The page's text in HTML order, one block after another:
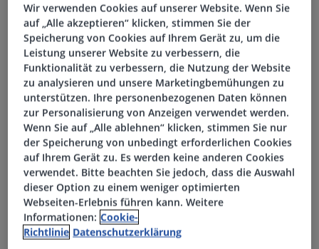
Regelmäßige Entwicklungsgespräche zur Förderung der
persönlichen und fachlichen Weiterentwicklung
Vielfältige interne und externe
Weiterbildungsmöglichkeiten
Spannendes und abwechslungsreiches Aufgabengebiet
mit Gestaltungsspielraum in einem dynamischen, stark
wachsenden Umfeld
Ihre Aufgaben
Sie sinderste Ansprechperson für alle IT-Belange im
Tagesgeschäft und sind verantwortlich für den 1st- &
2nd-Level-Support
Wir verwenden Cookies auf unserer Website. Wenn Sie
auf „Alle akzeptieren“ klicken, stimmen Sie der
Speicherung von Cookies auf Ihrem Gerät zu, um die
Leistung unserer Website zu verbessern, die
Funktionalität zu verbessern, die Nutzung der Website
zu analysieren und unsere Marketingbemühungen zu
unterstützen. Ihre personenbezogenen Daten können
zur Personalisierung von Anzeigen verwendet werden.
Wenn Sie auf „Alle ablehnen“ klicken, stimmen Sie nur
der Speicherung von unbedingt erforderlichen Cookies
auf Ihrem Gerät zu. Es werden keine anderen Cookies
verwendet. Bitte beachten Sie jedoch, dass die Auswahl
dieser Option zu einem weniger optimierten
Webseiten-Erlebnis führen kann. Weitere
Informationen: Cookie-
Richtlinie Datenschutzerklärung